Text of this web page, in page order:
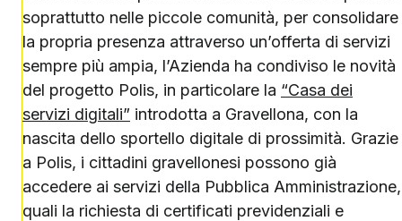
soprattutto nelle piccole comunità, per consolidare
la propria presenza attraverso un’offerta di servizi
sempre più ampia, l’Azienda ha condiviso le novità
del progetto Polis, in particolare la “Casa dei
servizi digitali” introdotta a Gravellona, con la
nascita dello sportello digitale di prossimità. Grazie
a Polis, i cittadini gravellonesi possono già
accedere ai servizi della Pubblica Amministrazione,
quali la richiesta di certificati previdenziali e